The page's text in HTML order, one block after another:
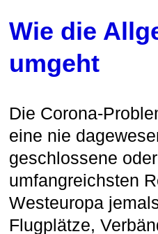
Wie die
umgeht
Die Corona-
eine nie
geschlossene
umfangreichsten
Westeuropa
Flugplätze,